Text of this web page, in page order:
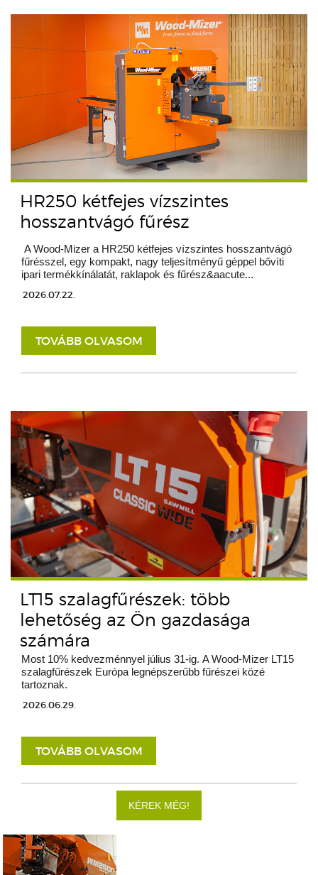
HR250 kétfejes vízszintes
hosszantvágó fűrész
A Wood-Mizer a HR250 kétfejes vízszintes hosszantvágó
fűrésszel, egy kompakt, nagy teljesítményű géppel bővíti
ipari termékkínálatát, raklapok és fűrész&aacute...
2026.07.22.
TOVÁBB OLVASOM
LT15 szalagfűrészek: több
lehetőség az Ön gazdasága
számára
Most 10% kedvezménnyel július 31-ig. A Wood-Mizer LT15
szalagfűrészek Európa legnépszerűbb fűrészei közé
tartoznak.
2026.06.29.
TOVÁBB OLVASOM
KÉREK MÉG!